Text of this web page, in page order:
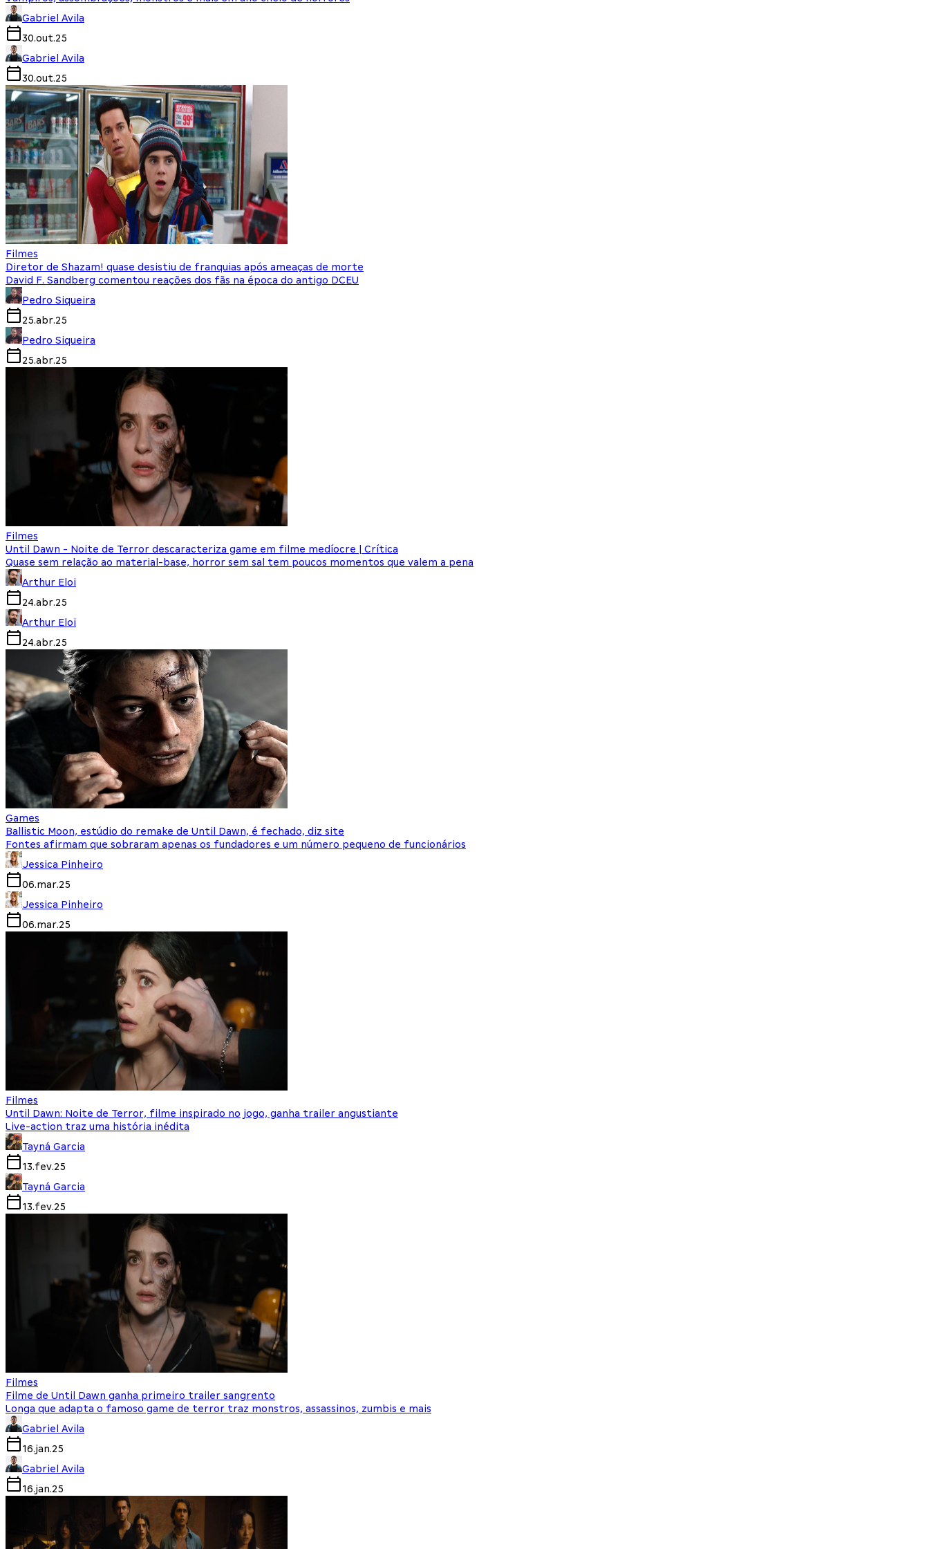
Gabriel Avila
30.out.25
Gabriel Avila
30.out.25
Filmes
Diretor de Shazam! quase desistiu de franquias após ameaças de morte
David F. Sandberg comentou reações dos fãs na época do antigo DCEU
Pedro Siqueira
25.abr.25
Pedro Siqueira
25.abr.25
Filmes
Until Dawn - Noite de Terror descaracteriza game em filme medíocre | Crítica
Quase sem relação ao material-base, horror sem sal tem poucos momentos que valem a pena
Arthur Eloi
24.abr.25
Arthur Eloi
24.abr.25
Games
Ballistic Moon, estúdio do remake de Until Dawn, é fechado, diz site
Fontes afirmam que sobraram apenas os fundadores e um número pequeno de funcionários
Jessica Pinheiro
06.mar.25
Jessica Pinheiro
06.mar.25
Filmes
Until Dawn: Noite de Terror, filme inspirado no jogo, ganha trailer angustiante
Live-action traz uma história inédita
Tayná Garcia
13.fev.25
Tayná Garcia
13.fev.25
Filmes
Filme de Until Dawn ganha primeiro trailer sangrento
Longa que adapta o famoso game de terror traz monstros, assassinos, zumbis e mais
Gabriel Avila
16.jan.25
Gabriel Avila
16.jan.25